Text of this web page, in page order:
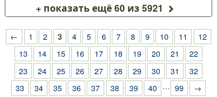
+ показать ещё 60 из 5921
← 1 2 3 4 5 6 7 8 9 10 11
12
13
14 15 16 17 18 19 20 21
22
23
24 25 26 27 28 29 30 31
32
33
34 35 36 37 38 39 40 … 99 →